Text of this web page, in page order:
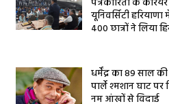
यूनिवर्सिटी
400 छात्रों ने लिया
धर्मेंद्र का 89 साल
पार्ले श्मशान घाट पर
नम आंखों से विदाई